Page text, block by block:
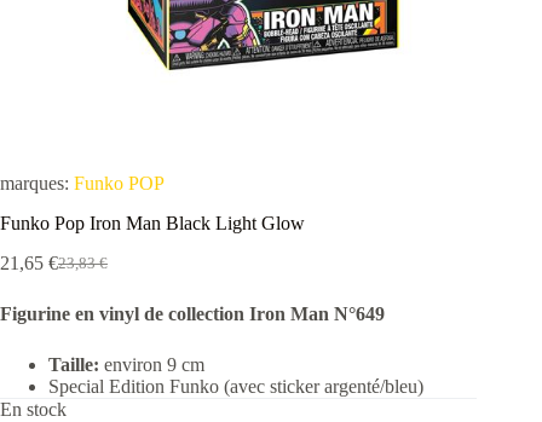
marques: Funko POP
Funko Pop Iron Man Black Light Glow
23,83€
Le
initial
23,83 €.
21,65 €Le
actuel
21,65 €.
Figurine en vinyl de collection Iron Man N°649
Taille: environ 9 cm
Special Edition Funko (avec sticker argenté/bleu)
En stock